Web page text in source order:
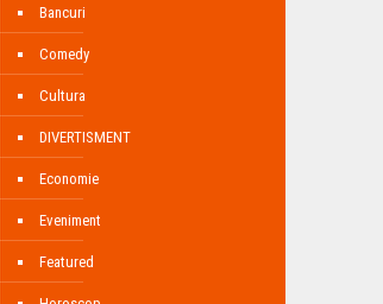
Bancuri
Comedy
Cultura
DIVERTISMENT
Economie
Eveniment
Featured